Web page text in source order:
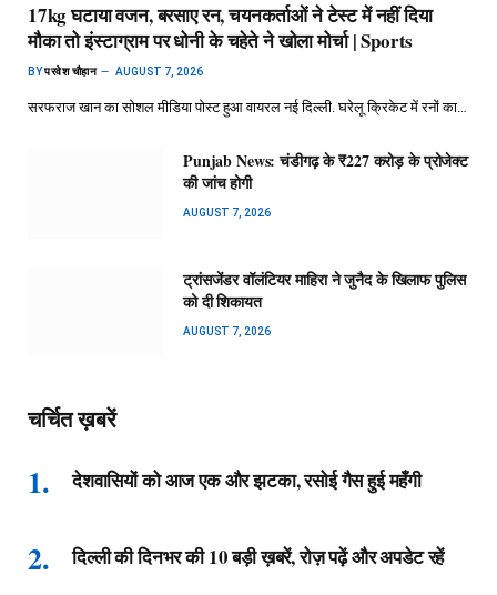
17kg घटाया वजन, बरसाए रन, चयनकर्ताओं ने टेस्ट में नहीं दिया
मौका तो इंस्टाग्राम पर धोनी के चहेते ने खोला मोर्चा | Sports
BYपरवेश चौहान AUGUST 7, 2026
सरफराज खान का सोशल मीडिया पोस्ट हुआ वायरल नई दिल्ली. घरेलू क्रिकेट में रनों का…
Punjab News: चंडीगढ़ के ₹227 करोड़ के प्रोजेक्ट
की जांच होगी
AUGUST 7, 2026
ट्रांसजेंडर वॉलंटियर माहिरा ने जुनैद के खिलाफ पुलिस
को दी शिकायत
AUGUST 7, 2026
चर्चित ख़बरें
देशवासियों को आज एक और झटका, रसोई गैस हुई महँगी
दिल्ली की दिनभर की 10 बड़ी ख़बरें, रोज़ पढ़ें और अपडेट रहें